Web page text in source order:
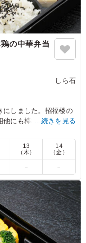
の中華弁当
しら石
にしました。招福楼の
他にも棒棒鶏をはじ
い。
…続きを見る
13
（木）
14
（金）
－ －